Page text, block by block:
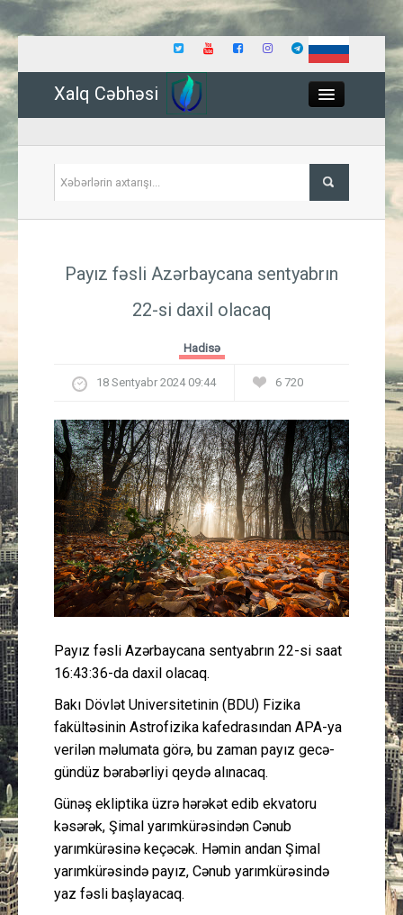
Xalq Cəbhəsi
İqtisadiyyat
Güney Azərbaycan
Mədəniyyət
Müsahibə
İdman
Layihə
Gündəm
Cəmiyyət
Peşə etikası
Payız fəsli Azərbaycana sentyabrın
22-si daxil olacaq
Hadisə
18 Sentyabr 2024 09:44 6 720
Payız fəsli Azərbaycana sentyabrın 22-si saat
16:43:36-da daxil olacaq.
Bakı Dövlət Universitetinin (BDU) Fizika
fakültəsinin Astrofizika kafedrasından APA-ya
verilən məlumata görə, bu zaman payız gecə-
gündüz bərabərliyi qeydə alınacaq.
Günəş ekliptika üzrə hərəkət edib ekvatoru
kəsərək, Şimal yarımkürəsindən Cənub
yarımkürəsinə keçəcək. Həmin andan Şimal
yarımkürəsində payız, Cənub yarımkürəsində
yaz fəsli başlayacaq.